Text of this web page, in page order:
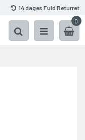
14 dages Fuld Returret
0